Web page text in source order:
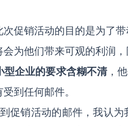
促销活动的目的是为了带
为他们带来可观的利润
型企业的要求含糊不清，
到任何邮件。
促销活动的邮件，我认